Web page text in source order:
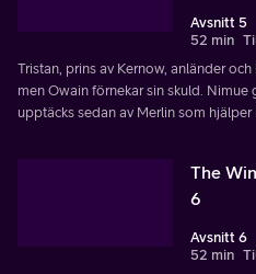
Avsnitt 5
52 min
Tristan, prins av Kernow, anländer
men Owain förnekar sin skuld.
upptäcks sedan av Merlin som hjälper
The
6
Avsnitt 6
52 min